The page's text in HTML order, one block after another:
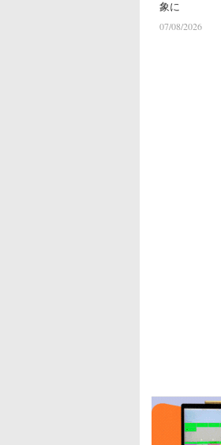
象に
07/08/2026